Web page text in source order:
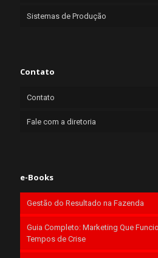
Sistemas de Produção
Contato
Contato
Fale com a diretoria
e-Books
Gestão do Resultado na Fazenda
Guia Completo: Marketing Que
Tempos de Crise